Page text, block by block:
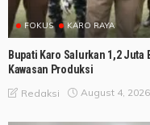
FOKUS KARO RAYA
Bupati Karo Salurkan 1,2
Kawasan Produksi
Redaksi August 4, 2026